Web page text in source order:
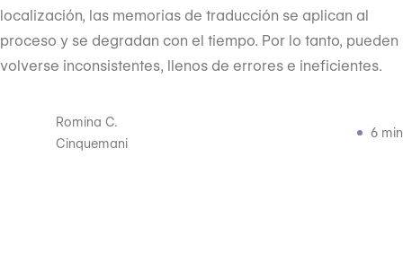
localización, las memorias de traducción se aplican al
proceso y se degradan con el tiempo. Por lo tanto, pueden
volverse inconsistentes, llenos de errores e ineficientes.
Romina C.
Cinquemani
6 min